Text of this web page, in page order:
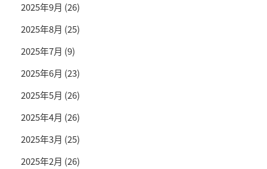
2025年9月 (26)
2025年8月 (25)
2025年7月 (9)
2025年6月 (23)
2025年5月 (26)
2025年4月 (26)
2025年3月 (25)
2025年2月 (26)